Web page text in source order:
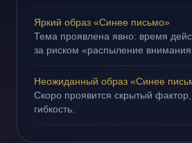
Яркий образ «Синее письмо»
Тема проявлена явно: время
за риском «распыление
Неожиданный образ «Синее
Скоро проявится скрытый
гибкость.